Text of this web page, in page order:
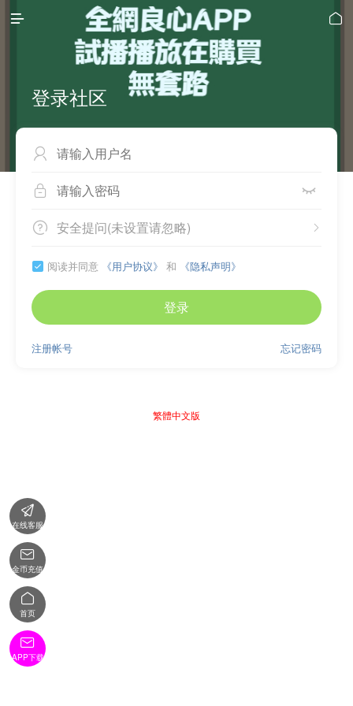
 
登录社区

 
 
安全提问(未设置请忽略)
 阅读并同意 《用户协议》 和 《隐私声明》
登录
忘记密码
注册帐号
繁體中文版

在线客服

金币充值

首页

APP下载